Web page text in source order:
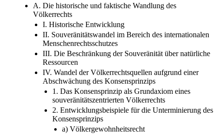
A. Die historische und faktische Wandlung des
Völkerrechts
I. Historische Entwicklung
II. Souveränitätswandel im Bereich des internationalen
Menschenrechtsschutzes
III. Die Beschränkung der Souveränität über natürliche
Ressourcen
IV. Wandel der Völkerrechtsquellen aufgrund einer
Abschwächung des Konsensprinzips
1. Das Konsensprinzip als Grundaxiom eines
souveränitätszentrierten Völkerrechts
2. Entwicklungsbeispiele für die Unterminierung des
Konsensprinzips
a) Völkergewohnheitsrecht